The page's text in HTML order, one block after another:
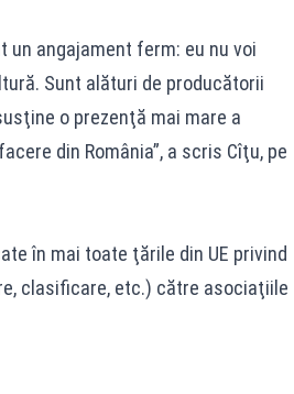
un angajament ferm: eu nu voi
Sunt alături de producătorii
o prezenţă mai mare a
din România”, a scris Cîţu, pe
în mai toate ţările din UE privind
clasificare, etc.) către asociaţiile